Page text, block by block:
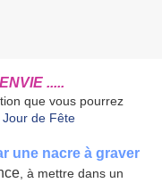
.....
que vous pourrez
Jour de Fête
une nacre à graver
, à mettre dans un